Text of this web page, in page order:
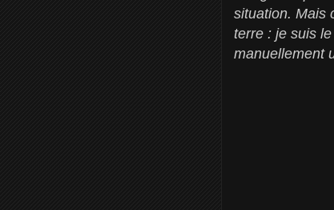
situation. Mais
terre : je suis
manuellement